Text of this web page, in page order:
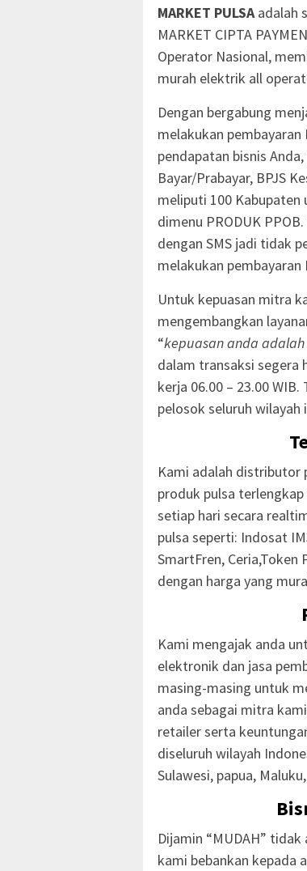
MARKET PULSAadalah
MARKET CIPTA
Operator Nasional,
murah elektrik all
Dengan bergabung
melakukan
pendapatan bisnis
Bayar/Prabayar, BPJS
meliputi 100
dimenu PRODUK
dengan SMS jadi tidak
melakukan pembayaran
Untuk kepuasan mitra
mengembangkan
“kepuasan anda
dalam transaksi segera
kerja 06.00 – 23.00
pelosok seluruh wilayah
Kami adalah distributor
produk pulsa
setiap hari secara
pulsa seperti: Indosat
SmartFren, Ceria,Token
dengan harga yang
Kami mengajak anda
elektronik dan jasa
masing-masing untuk
anda sebagai mitra
retailer serta
diseluruh wilayah
Sulawesi, papua,
Dijamin “MUDAH”
kami bebankan kepada